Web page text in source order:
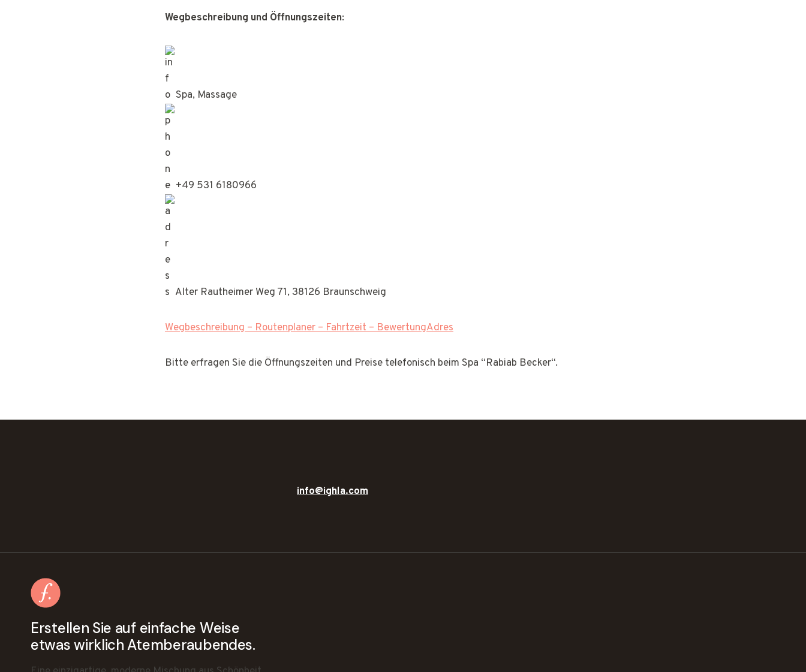
Wegbeschreibung und Öffnungszeiten:
Spa, Massage
+49 531 6180966
Alter Rautheimer Weg 71, 38126 Braunschweig
Wegbeschreibung – Routenplaner – Fahrtzeit – BewertungAdres
Bitte erfragen Sie die Öffnungszeiten und Preise telefonisch beim Spa “Rabiab Becker“.
info@ighla.com
Erstellen Sie auf einfache Weise
etwas wirklich Atemberaubendes.